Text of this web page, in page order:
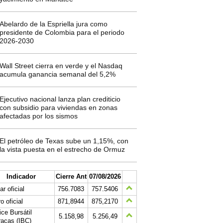
Abelardo de la Espriella jura como
presidente de Colombia para el periodo
2026-2030
Wall Street cierra en verde y el Nasdaq
acumula ganancia semanal del 5,2%
Ejecutivo nacional lanza plan crediticio
con subsidio para viviendas en zonas
afectadas por los sismos
El petróleo de Texas sube un 1,15%, con
la vista puesta en el estrecho de Ormuz
Indicador Cierre Ant 07/08/2026
oficial
756.7083
757.5406
oficial
871,8944
875,2170
Bursátil
(IBC)
5.158,98
5.256,49